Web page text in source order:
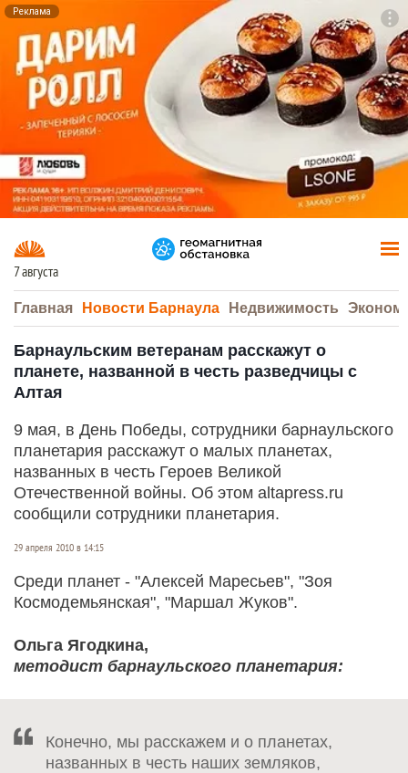
Реклама
7 августа
Главная Новости Барнаула Недвижимость
Барнаульским ветеранам расскажут о
планете, названной в честь разведчицы с
Алтая
9 мая, в День Победы, сотрудники барнаульского
планетария расскажут о малых планетах,
названных в честь Героев Великой
Отечественной войны. Об этом altapress.ru
сообщили сотрудники планетария.
29 апреля 2010 в 14:15
Среди планет - "Алексей Маресьев", "Зоя
Космодемьянская", "Маршал Жуков".
Ольга Ягодкина,
методист барнаульского планетария:
Конечно, мы расскажем и о планетах,
названных в честь наших земляков,